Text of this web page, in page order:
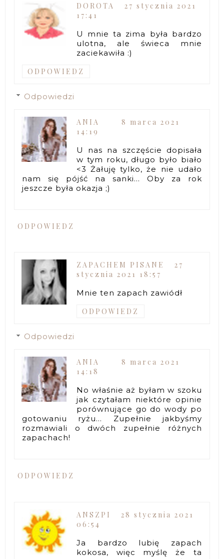
DOROTA
27 stycznia 2021
17:41
U mnie ta zima była bardzo
ulotna, ale świeca mnie
zaciekawiła :)
ODPOWIEDZ
Odpowiedzi
ANIA
8 marca 2021
14:19
U nas na szczęście dopisała
w tym roku, długo było biało
<3 Żałuję tylko, że nie udało
nam się pójść na sanki... Oby za rok
jeszcze była okazja ;)
ODPOWIEDZ
ZAPACHEM PISANE
27
stycznia 2021 18:57
Mnie ten zapach zawiódł
ODPOWIEDZ
Odpowiedzi
ANIA
8 marca 2021
14:18
No właśnie aż byłam w szoku
jak czytałam niektóre opinie
porównujące go do wody po
gotowaniu ryżu... Zupełnie jakbyśmy
rozmawiali o dwóch zupełnie różnych
zapachach!
ODPOWIEDZ
ANSZPI
28 stycznia 2021
06:54
Ja bardzo lubię zapach
kokosa, więc myślę że ta